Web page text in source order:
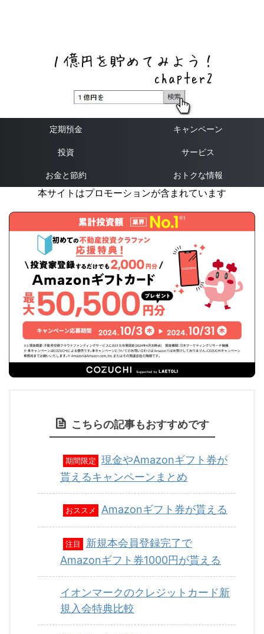
定期預金 キャンペーン
投資 サービス
お金と節約 おトクな情報
本サイトはプロモーションが含まれています
こちらの記事もおすすめです
期間限定
現金やAmazonギフト券が
貰えるキャンペーンまとめ
おススメ Amazonギフト券が貰える
注目
新規本会員登録完了で
Amazonギフト券1000円が貰える
イオンマークのクレジットカード新
規入会特典比較